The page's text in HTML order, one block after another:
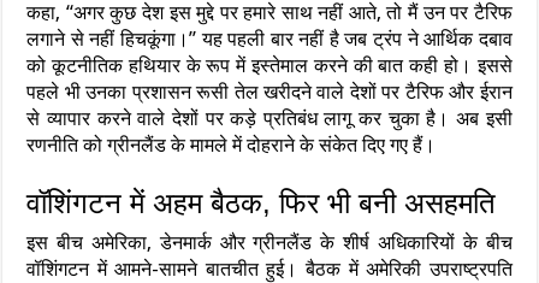
कहा, “अगर कुछ देश इस मुद्दे पर हमारे साथ नहीं आते, तो मैं उन पर टैरिफ
लगाने से नहीं हिचकूंगा।” यह पहली बार नहीं है जब ट्रंप ने आर्थिक दबाव
को कूटनीतिक हथियार के रूप में इस्तेमाल करने की बात कही हो। इससे
पहले भी उनका प्रशासन रूसी तेल खरीदने वाले देशों पर टैरिफ और ईरान
से व्यापार करने वाले देशों पर कड़े प्रतिबंध लागू कर चुका है। अब इसी
रणनीति को ग्रीनलैंड के मामले में दोहराने के संकेत दिए गए हैं।
वॉशिंगटन में अहम बैठक, फिर भी बनी असहमति
इस बीच अमेरिका, डेनमार्क और ग्रीनलैंड के शीर्ष अधिकारियों के बीच
वॉशिंगटन में आमने-सामने बातचीत हुई। बैठक में अमेरिकी उपराष्ट्रपति